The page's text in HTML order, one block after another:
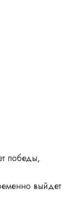
победы,
выйдет